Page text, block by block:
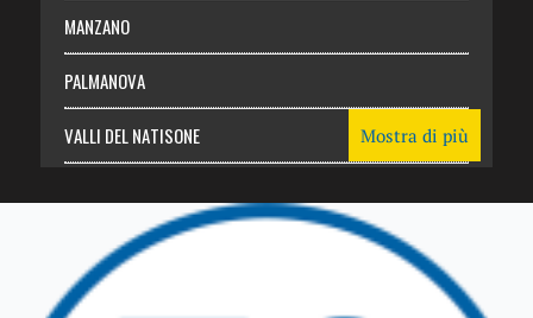
MANZANO
PALMANOVA
VALLI DEL NATISONE
TRICESIMO
TARCENTO
Mostra di più